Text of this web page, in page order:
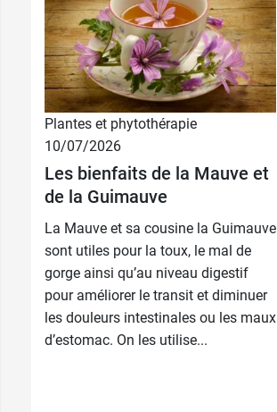
Plantes et phytothérapie
10/07/2026
Les bienfaits de la Mauve et
de la Guimauve
La Mauve et sa cousine la Guimauve
sont utiles pour la toux, le mal de
gorge ainsi qu’au niveau digestif
pour améliorer le transit et diminuer
les douleurs intestinales ou les maux
d’estomac. On les utilise...